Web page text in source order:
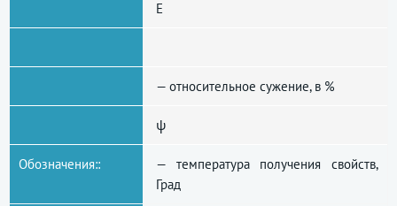
E
— относительное сужение, в %
ψ
Обозначения::
— температура получения свойств,
Град